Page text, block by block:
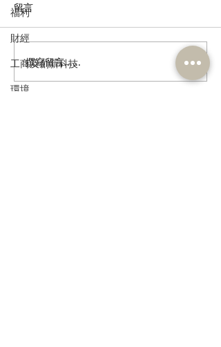
福利
財經
工商及創新科技
環境
多了解、規律生活、保持
社交，有助改善「長新
留言
撰寫留言......